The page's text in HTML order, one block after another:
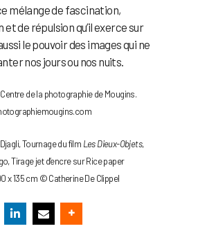
mélange de fascination,
et de répulsion qu’il exerce sur
le pouvoir des images qui ne
nos jours ou nos nuits.
Centre de la photographie de Mougins.
Tournage du film Les Dieux-Objets,
Tirage jet d’encre sur Rice paper
x 135 cm © Catherine De Clippel